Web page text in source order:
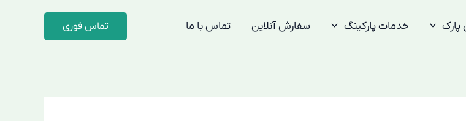
پارک خدمات پارکینگ سفارش آنلاین تماس با ما تماس فوری